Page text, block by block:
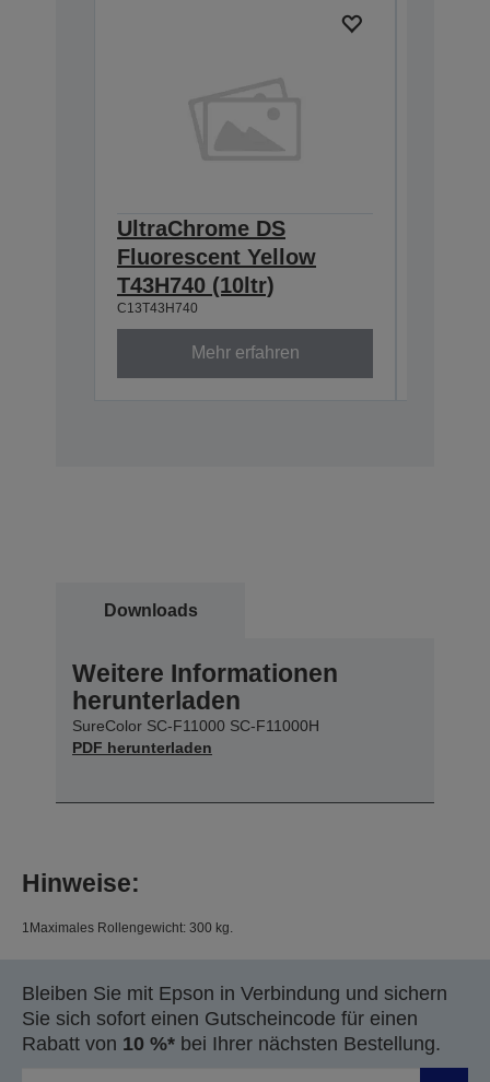
UltraChrome DS
Fluorescent Yellow
T43H740 (10ltr)
C13T43H740
Mehr erfahren
Downloads
Weitere Informationen
herunterladen
SureColor SC-F11000 SC-F11000H
PDF herunterladen
Hinweise:
1Maximales Rollengewicht: 300 kg.
Bleiben Sie mit Epson in Verbindung und sichern
Sie sich sofort einen Gutscheincode für einen
Rabatt von 10 %* bei Ihrer nächsten Bestellung.